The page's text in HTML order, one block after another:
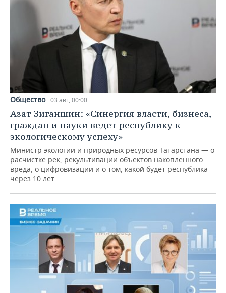
Общество 03 авг, 00:00
Азат Зиганшин: «Синергия власти, бизнеса,
граждан и науки ведет республику к
экологическому успеху»
Министр экологии и природных ресурсов Татарстана — о
расчистке рек, рекультивации объектов накопленного
вреда, о цифровизации и о том, какой будет республика
через 10 лет